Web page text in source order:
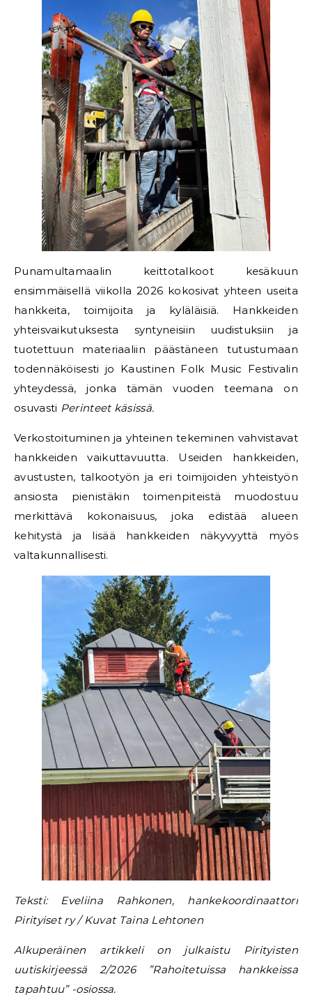
Punamultamaalin keittotalkoot kesäkuun
ensimmäisellä viikolla 2026 kokosivat yhteen useita
hankkeita, toimijoita ja kyläläisiä. Hankkeiden
yhteisvaikutuksesta syntyneisiin uudistuksiin ja
tuotettuun materiaaliin päästäneen tutustumaan
todennäköisesti jo Kaustinen Folk Music Festivalin
yhteydessä, jonka tämän vuoden teemana on
osuvasti Perinteet käsissä.
Verkostoituminen ja yhteinen tekeminen vahvistavat
hankkeiden vaikuttavuutta. Useiden hankkeiden,
avustusten, talkootyön ja eri toimijoiden yhteistyön
ansiosta pienistäkin toimenpiteistä muodostuu
merkittävä kokonaisuus, joka edistää alueen
kehitystä ja lisää hankkeiden näkyvyyttä myös
valtakunnallisesti.
Teksti: Eveliina Rahkonen, hankekoordinaattori
Pirityiset ry / Kuvat Taina Lehtonen
Alkuperäinen artikkeli on julkaistu Pirityisten
uutiskirjeessä 2/2026 ”Rahoitetuissa hankkeissa
tapahtuu” -osiossa.